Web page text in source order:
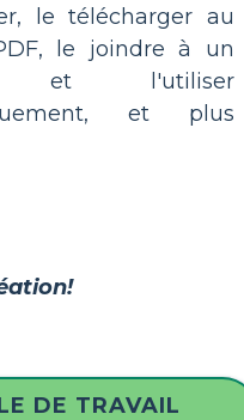
le télécharger au
le joindre à un
et l'utiliser
et plus
DE TRAVAIL